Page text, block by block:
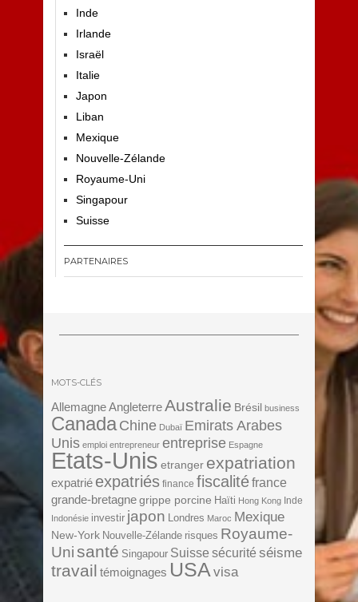
Inde
Irlande
Israël
Italie
Japon
Liban
Mexique
Nouvelle-Zélande
Royaume-Uni
Singapour
Suisse
PARTENAIRES
MOTS-CLÉS
Allemagne AngleterreAustralie Brésil business
Canada Chine Dubaï Emirats Arabes
Unis emploi entrepreneur entreprise Espagne
Etats-Unis etranger expatriation
expatrié expatriés finance fiscalitéfrance
grande-bretagne grippe porcine Haïti Hong Kong Inde
Indonésie investir japon Londres Maroc Mexique
New-York Nouvelle-Zélande risques Royaume-
Unisanté Singapour Suisse sécurité séisme
travail témoignages USA visa